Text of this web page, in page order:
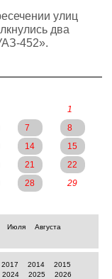
улиц
два
452».
1
7
8
14
15
21
22
28
29
Июля
Августа
2017 2014
2015
2024 2025 2026